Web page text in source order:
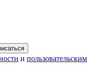
и пользовательским